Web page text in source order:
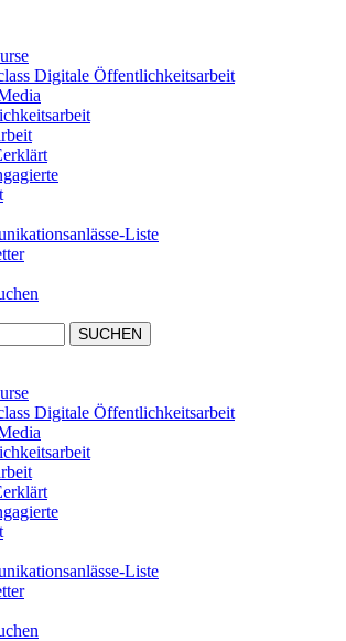
Digitale Öffentlichkeitsarbeit
Liste
Digitale Öffentlichkeitsarbeit
Liste